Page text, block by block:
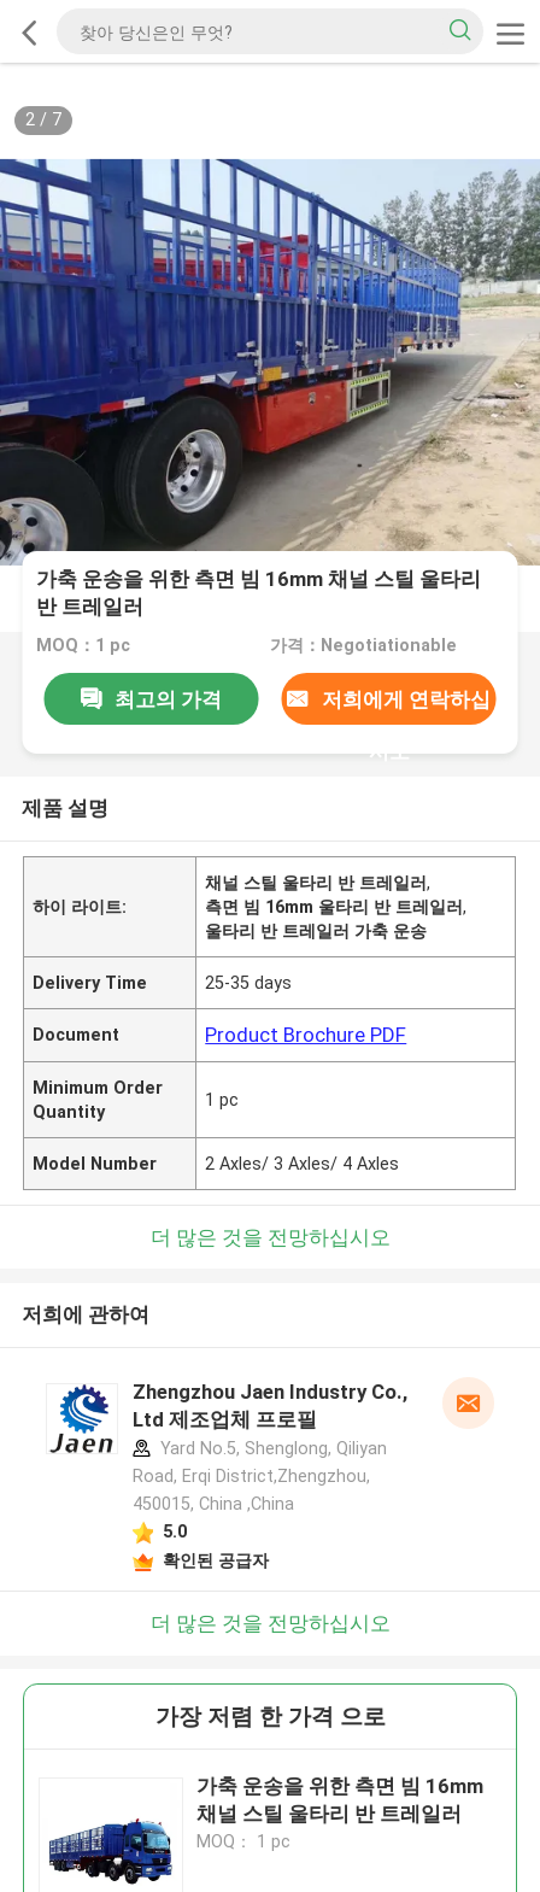
2/ 7
가축 운송을 위한 측면 빔 16mm 채널 스틸 울타리
반 트레일러
MOQ：1 pc 가격：Negotiationable
최고의 가격 저희에게 연락하십
시오
제품 설명
하이 라이트:
채널 스틸 울타리 반 트레일러,
측면 빔 16mm 울타리 반 트레일러,
울타리 반 트레일러 가축 운송
Delivery Time 25-35 days
Document Product Brochure PDF
Minimum Order
Quantity
1 pc
Model Number 2 Axles/ 3 Axles/ 4 Axles
더 많은 것을 전망하십시오
저희에 관하여
Zhengzhou Jaen Industry Co.,
Ltd 제조업체 프로필
Yard No.5, Shenglong, Qiliyan
Road, Erqi District,Zhengzhou,
450015, China ,China
5.0
확인된 공급자
더 많은 것을 전망하십시오
가장 저렴 한 가격 으로
가축 운송을 위한 측면 빔 16mm
채널 스틸 울타리 반 트레일러
MOQ： 1 pc